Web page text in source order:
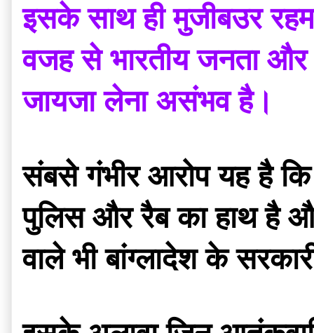
इसके साथ ही मुजीबउर
वजह से भारतीय जनता और
जायजा लेना असंभव है।
संबसे गंभीर आरोप यह है कि
पुलिस और रैब का हाथ है
वाले भी बांग्लादेश के